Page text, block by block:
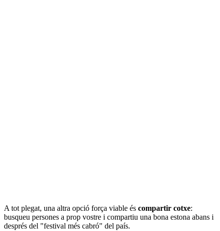
A tot plegat, una altra opció força viable és compartir cotxe:
busqueu persones a prop vostre i compartiu una bona estona abans i
després del "festival més cabró" del país.